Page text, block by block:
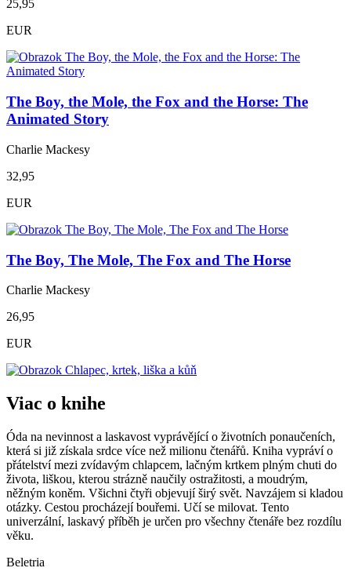
25,95
EUR
The Boy, the Mole, the Fox and the Horse: The
Animated Story
Charlie Mackesy
32,95
EUR
The Boy, The Mole, The Fox and The Horse
Charlie Mackesy
26,95
EUR
Viac o knihe
Óda na nevinnost a laskavost vyprávějící o životních ponaučeních,
která si již získala srdce více než milionu čtenářů. Kniha vypráví o
přátelství mezi zvídavým chlapcem, lačným krtkem plným chuti do
života, liškou, kterou strázně naučily ostražitosti, a moudrým,
něžným koněm. Všichni čtyři objevují širý svět. Navzájem si kladou
otázky. Cestou procházejí bouřemi. Učí se milovat. Tento
univerzální, laskavý příběh je určen pro všechny čtenáře bez rozdílu
věku.
Beletria